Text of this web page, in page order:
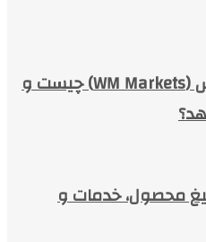
بروکر دبلیو ام مارکتس (WM Markets) چیست و
محصول، خدمات و